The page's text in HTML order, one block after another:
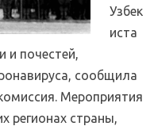
Узбек
иста
и почестей,
сообщила
Мероприятия
регионах страны,